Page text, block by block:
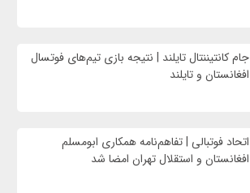
جام کانتیننتال تایلند | نتیجه بازی تیم‌های فوتسال
افغانستان و تایلند
اتحاد فوتبالی | تفاهم‌نامه همکاری ابومسلم
افغانستان و استقلال تهران امضا شد